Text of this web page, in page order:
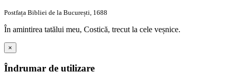
Postfața Bibliei de la București, 1688
În amintirea tatălui meu, Costică, trecut la cele veșnice.
×
Îndrumar de utilizare